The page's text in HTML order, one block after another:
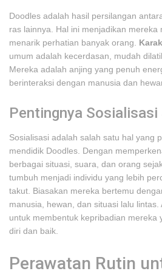
Doodles adalah hasil persilangan
ras lainnya. Hal ini menjadikan mereka
menarik perhatian banyak orang.
umum adalah kecerdasan, mudah
Mereka adalah anjing yang penuh
berinteraksi dengan manusia dan
Pentingnya Sosialisasi
Sosialisasi adalah salah satu hal yang
mendidik Doodles. Dengan
berbagai situasi, suara, dan orang
tumbuh menjadi individu yang lebih
takut. Biasakan mereka bertemu
manusia, hewan, dan situasi lalu
untuk membentuk kepribadian mereka
diri dan baik.
Perawatan Rutin